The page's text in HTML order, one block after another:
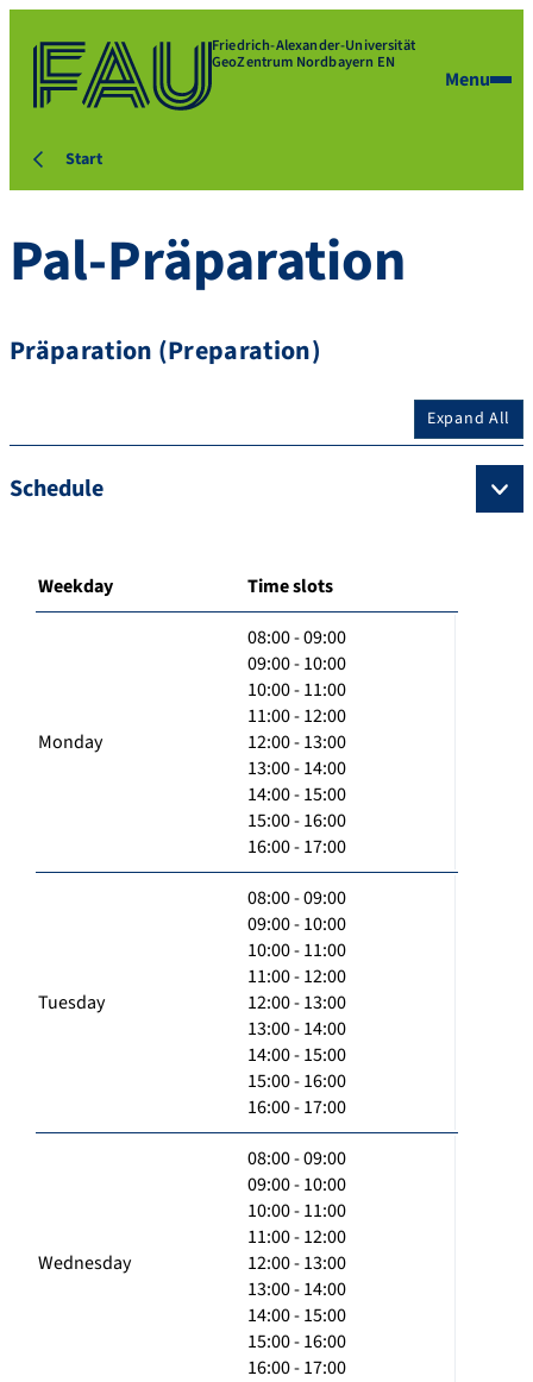
Friedrich-Alexander-Universität
GeoZentrum Nordbayern EN
Menu
Start
Pal-Präparation
Präparation (Preparation)
Expand All
Schedule
Weekday Time slots
Monday
08:00 - 09:00
09:00 - 10:00
10:00 - 11:00
11:00 - 12:00
12:00 - 13:00
13:00 - 14:00
14:00 - 15:00
15:00 - 16:00
16:00 - 17:00
Tuesday
08:00 - 09:00
09:00 - 10:00
10:00 - 11:00
11:00 - 12:00
12:00 - 13:00
13:00 - 14:00
14:00 - 15:00
15:00 - 16:00
16:00 - 17:00
Wednesday
08:00 - 09:00
09:00 - 10:00
10:00 - 11:00
11:00 - 12:00
12:00 - 13:00
13:00 - 14:00
14:00 - 15:00
15:00 - 16:00
16:00 - 17:00